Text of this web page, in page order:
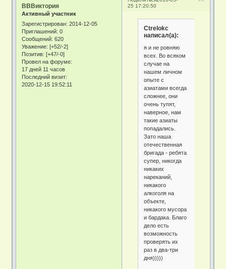
25 17:20:50
ВВВиктория
Активный участник
Зарегистрирован: 2014-12-05
Приглашений: 0
Сообщений: 620
Уважение: [+52/-2]
Позитив: [+47/-0]
Провел на форуме:
17 дней 11 часов
Последний визит:
2020-12-15 19:52:11
Ctrelokc
написал(а):
я и не ровняю
всех. Во всяком
случае на
нашем личном
опыте с
азиатами всегда
сложнее, они
очень тупят,
наверное, нам
такие азиаты
попадались.
Зато наша
отечественная
бригада - ребята
супер, никогда
никаких
нареканий,
никакого
алкоголя на
объекте,
никакого мусора
и бардака. Благо
дело есть
возможность
проверять их
раз в два-три
дня)))))